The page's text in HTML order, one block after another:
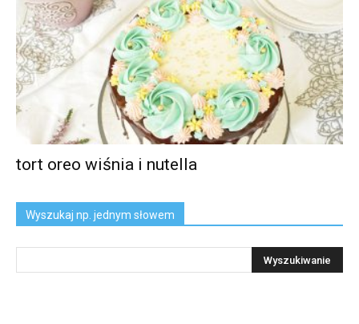
tort oreo wiśnia i nutella
Wyszukaj np. jednym słowem